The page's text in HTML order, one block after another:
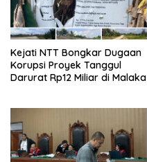
Kejati NTT Bongkar Dugaan
Korupsi Proyek Tanggul
Darurat Rp12 Miliar di Malaka